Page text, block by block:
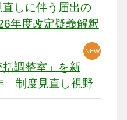
直しに伴う届出の
年度改定疑義解釈
調整室」を新
制度見直し視野
NEW